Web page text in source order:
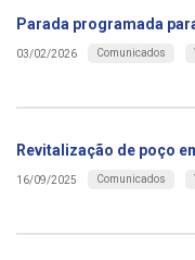
Parada programada
03/02/2026 Comunicados
Revitalização de poço
16/09/2025 Comunicados